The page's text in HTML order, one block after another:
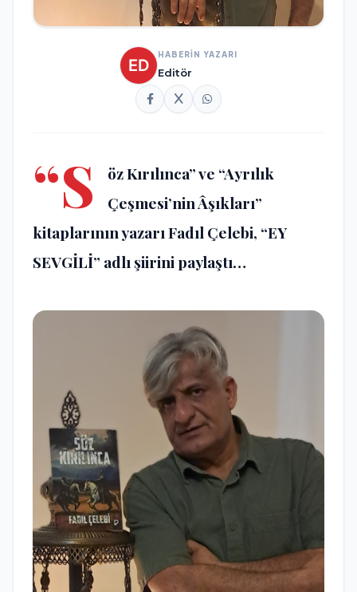
HABERİN YAZARI
Editör
“S
öz Kırılınca” ve “Ayrılık
Çeşmesi’nin Âşıkları”
kitaplarının yazarıFadıl Çelebi, “EY
SEVGİLİ” adlı şiirini paylaştı…